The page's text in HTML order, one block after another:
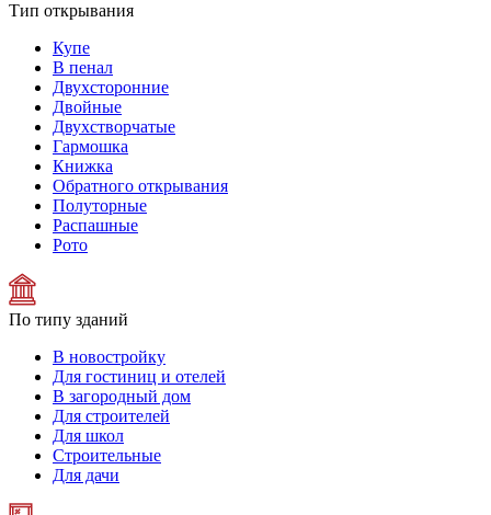
Тип открывания
Купе
В пенал
Двухсторонние
Двойные
Двухстворчатые
Гармошка
Книжка
Обратного открывания
Полуторные
Распашные
Рото
По типу зданий
В новостройку
Для гостиниц и отелей
В загородный дом
Для строителей
Для школ
Строительные
Для дачи